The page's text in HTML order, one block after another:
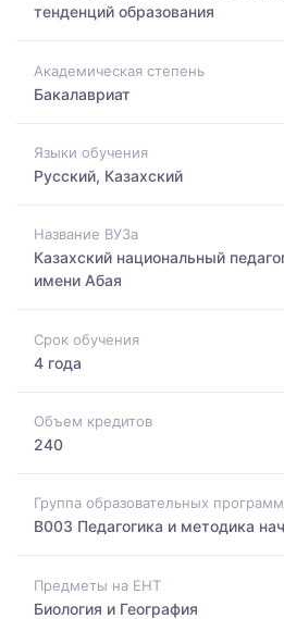
тенденций образования
Академическая степень
Бакалавриат
Языки обучения
Русский, Казахский
Название ВУЗа
Казахский национальный
имени Абая
Срок обучения
4 года
Объем кредитов
240
Группа образовательных программ
B003 Педагогика и методика
Предметы на ЕНТ
Биология и География